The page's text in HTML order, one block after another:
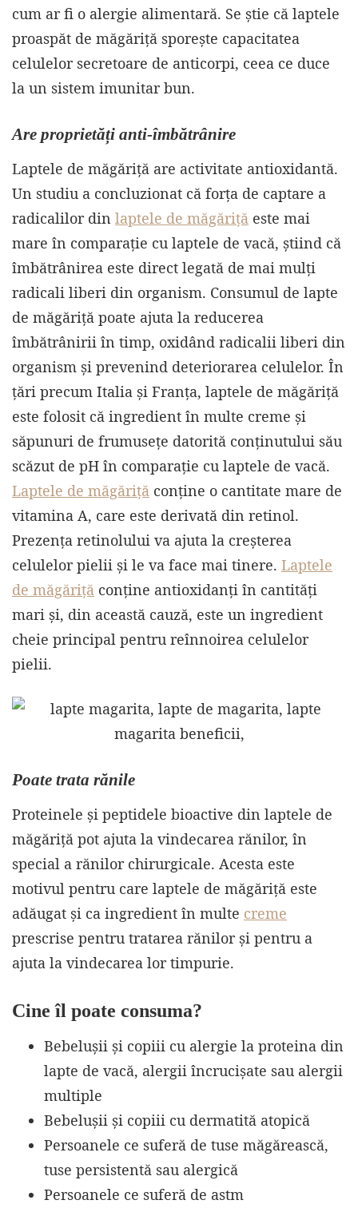
cum ar fi o alergie alimentară. Se știe că laptele
proaspăt de măgăriță sporește capacitatea
celulelor secretoare de anticorpi, ceea ce duce
la un sistem imunitar bun.
Are proprietăți anti-îmbătrânire
Laptele de măgăriță are activitate antioxidantă.
Un studiu a concluzionat că forța de captare a
radicalilor din laptele de măgăriță este mai
mare în comparație cu laptele de vacă, știind că
îmbătrânirea este direct legată de mai mulți
radicali liberi din organism. Consumul de lapte
de măgăriță poate ajuta la reducerea
îmbătrânirii în timp, oxidând radicalii liberi din
organism și prevenind deteriorarea celulelor. În
țări precum Italia și Franța, laptele de măgăriță
este folosit că ingredient în multe creme și
săpunuri de frumusețe datorită conținutului său
scăzut de pH în comparație cu laptele de vacă.
Laptele de măgăriță conține o cantitate mare de
vitamina A, care este derivată din retinol.
Prezența retinolului va ajuta la creșterea
celulelor pielii și le va face mai tinere. Laptele
de măgăriță conține antioxidanți în cantități
mari și, din această cauză, este un ingredient
cheie principal pentru reînnoirea celulelor
pielii.
Poate trata rănile
Proteinele și peptidele bioactive din laptele de
măgăriță pot ajuta la vindecarea rănilor, în
special a rănilor chirurgicale. Acesta este
motivul pentru care laptele de măgăriță este
adăugat și ca ingredient în multe creme
prescrise pentru tratarea rănilor și pentru a
ajuta la vindecarea lor timpurie.
Cine îl poate consuma?
Bebelușii și copiii cu alergie la proteina din
lapte de vacă, alergii încrucișate sau alergii
multiple
Bebelușii și copiii cu dermatită atopică
Persoanele ce suferă de tuse măgărească,
tuse persistentă sau alergică
Persoanele ce suferă de astm